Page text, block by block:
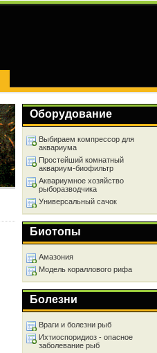
Оборудование
Выбираем компрессор для
аквариума
Простейший комнатный
аквариум-биофильтр
Аквариумное хозяйство
рыборазводчика
Универсальный сачок
Биотопы
Амазония
Модель кораллового рифа
Болезни
Враги и болезни рыб
Ихтиоспоридиоз - опасное
заболевание рыб